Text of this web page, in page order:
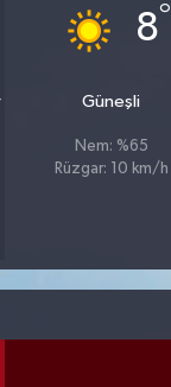
8°
Güneşli
Nem: %65
Rüzgar: 10 km/h